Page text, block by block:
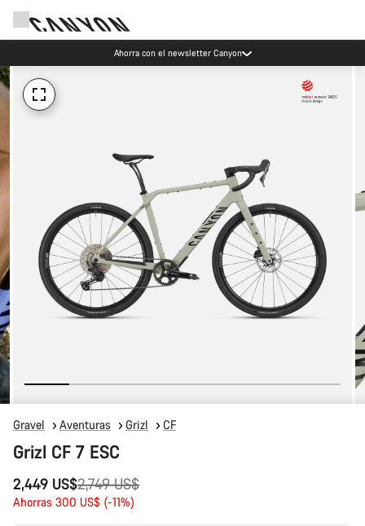
Ahorra con el newsletter Canyon
Gravel Aventuras Grizl CF
Grizl CF 7 ESC
2,449 US$
Precio
original
2,749 US$
Ahorras 300 US$ (-11%)